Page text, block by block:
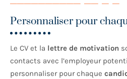
Personnaliser pour
Le CV et la lettre de motivation
contacts avec l’employeur
personnaliser pour chaque